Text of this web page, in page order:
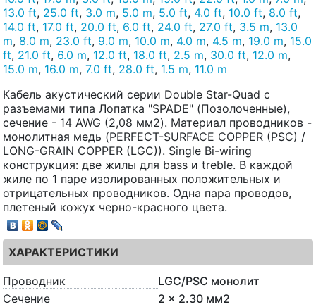
13.0 ft, 25.0 ft, 3.0 m, 5.0 m, 5.0 ft, 4.0 ft, 10.0 ft, 8.0 ft,
14.0 ft, 17.0 ft, 20.0 ft, 6.0 ft, 24.0 ft, 27.0 ft, 3.5 m, 13.0
m, 8.0 m, 23.0 ft, 9.0 m, 10.0 m, 4.0 m, 4.5 m, 19.0 m, 15.0
ft, 21.0 ft, 6.0 m, 12.0 ft, 18.0 ft, 2.5 m, 30.0 ft, 12.0 m,
15.0 m, 16.0 m, 7.0 ft, 28.0 ft, 1.5 m, 11.0 m
Кабель акустический серии Double Star-Quad с
разъемами типа Лопатка "SPADE" (Позолоченные),
сечение - 14 AWG (2,08 мм2). Материал проводников -
монолитная медь (PERFECT-SURFACE COPPER (PSC) /
LONG-GRAIN COPPER (LGC)). Single Bi-wiring
конструкция: две жилы для bass и treble. В каждой
жиле по 1 паре изолированных положительных и
отрицательных проводников. Одна пара проводов,
плетеный кожух черно-красного цвета.
ХАРАКТЕРИСТИКИ
Проводник
LGC/PSC монолит
Сечение
2 x 2.30 мм2